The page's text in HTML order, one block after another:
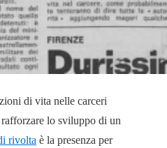
di vita nelle carceri
lo sviluppo di un
rivolta è la presenza per